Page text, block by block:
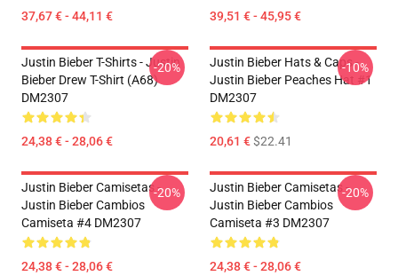
37,67 € - 44,11 € 39,51 € - 45,95 €
Justin Bieber T-Shirts - Justin
Bieber Drew T-Shirt (A68)
DM2307
24,38 € - 28,06 €
-20%
Justin Bieber Hats & Caps -
Justin Bieber Peaches Hat #1
DM2307
20,61 €$22.41
-10%
Justin Bieber Camisetas -
Justin Bieber Cambios
Camiseta #4 DM2307
24,38 € - 28,06 €
-20%
Justin Bieber Camisetas -
Justin Bieber Cambios
Camiseta #3 DM2307
24,38 € - 28,06 €
-20%